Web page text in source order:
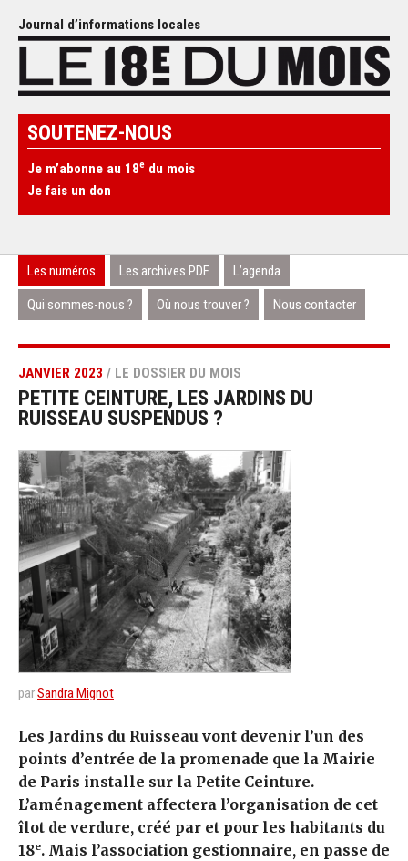
Journal d’informations locales
SOUTENEZ-NOUS
Je m’abonne au 18e du mois
Je fais un don
Les numéros Les archives PDF L’agenda
Qui sommes-nous ? Où nous trouver ? Nous contacter
JANVIER 2023 / LE DOSSIER DU MOIS
PETITE CEINTURE, LES JARDINS DU
RUISSEAU SUSPENDUS ?
parSandra Mignot
Les Jardins du Ruisseau vont devenir l’un des
points d’entrée de la promenade que la Mairie
de Paris installe sur la Petite Ceinture.
L’aménagement affectera l’organisation de cet
îlot de verdure, créé par et pour les habitants du
18e. Mais l’association gestionnaire, en passe de